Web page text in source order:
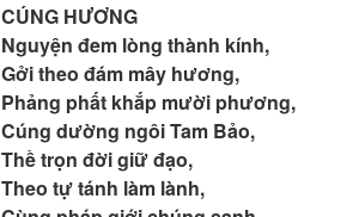
CÚNG HƯƠNG
Nguyện đem lòng thành kính,
Gởi theo đám mây hương,
Phảng phất khắp mười phương,
Cúng dường ngôi Tam Bảo,
Thề trọn đời giữ đạo,
Theo tự tánh làm lành,